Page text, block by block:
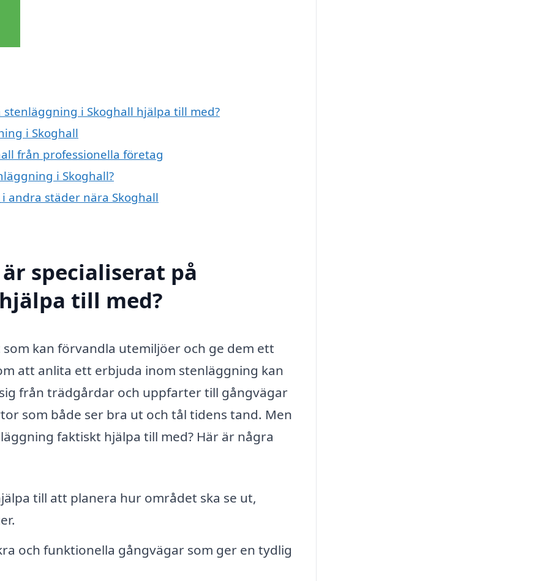
i Skoghall hjälpa till med?
i Skoghall
från professionella företag
i Skoghall?
andra städer nära Skoghall
specialiserat på
till med?
kan förvandla utemiljöer och ge dem ett
att anlita ett erbjuda inom stenläggning kan
från trädgårdar och uppfarter till gångvägar
som både ser bra ut och tål tidens tand. Men
faktiskt hjälpa till med? Här är några
till att planera hur området ska se ut,
och funktionella gångvägar som ger en tydlig